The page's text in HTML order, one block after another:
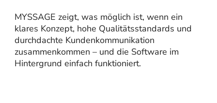
MYSSAGE zeigt, was möglich ist, wenn ein
klares Konzept, hohe Qualitätsstandards und
durchdachte Kundenkommunikation
zusammenkommen – und die Software im
Hintergrund einfach funktioniert.